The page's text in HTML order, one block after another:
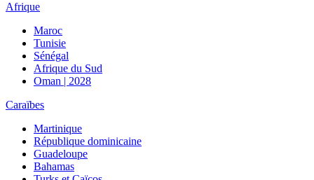
Afrique
Maroc
Tunisie
Sénégal
Afrique du Sud
Oman | 2028
Caraïbes
Martinique
République dominicaine
Guadeloupe
Bahamas